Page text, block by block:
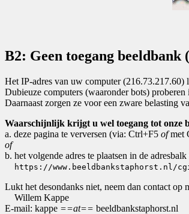
B2: Geen toegang beeldbank
Het IP-adres van uw computer
Dubieuze computers (waaronder bots)
Daarnaast zorgen ze voor een zware belasting
Waarschijnlijk krijgt u wel toegang tot onze
a. deze pagina te verversen (via: Ctrl+F5 ofmet
of
b. het volgende adres te plaatsen in de
https://www.beeldbankstaphorst.nl/
Lukt het desondanks niet, neem dan contact op
Willem Kappe
E-mail: kappe ==at== beeldbankstaphorst.nl